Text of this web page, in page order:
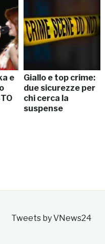
e
Giallo e top crime:
due sicurezze per
chi cerca la
suspense
Tweets by VNews24